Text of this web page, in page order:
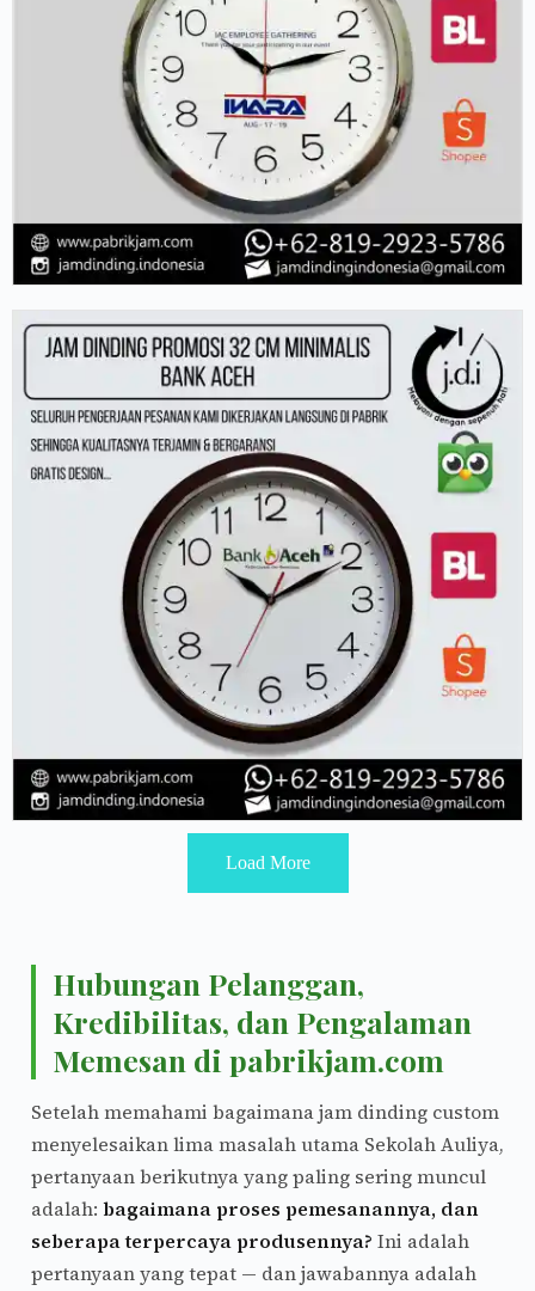
Load More
Hubungan Pelanggan,
Kredibilitas, dan Pengalaman
Memesan di pabrikjam.com
Setelah memahami bagaimana jam dinding custom
menyelesaikan lima masalah utama Sekolah Auliya,
pertanyaan berikutnya yang paling sering muncul
adalah: bagaimana proses pemesanannya, dan
seberapa terpercaya produsennya? Ini adalah
pertanyaan yang tepat — dan jawabannya adalah